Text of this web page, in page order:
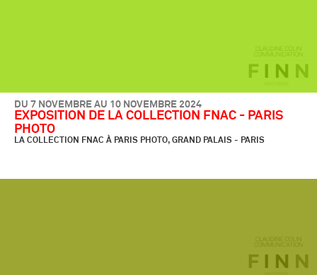
DU 7 NOVEMBRE AU 10 NOVEMBRE 2024
EXPOSITION DE LA COLLECTION FNAC - PARIS
PHOTO
LA COLLECTION FNAC À PARIS PHOTO, GRAND PALAIS - PARIS